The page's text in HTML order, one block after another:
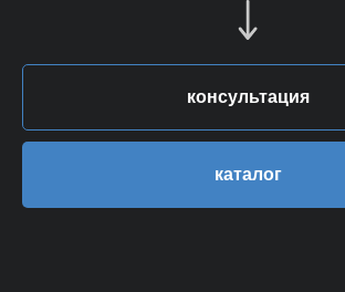
консультация
каталог